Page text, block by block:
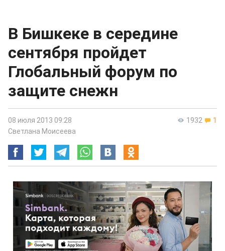
В Бишкеке в середине
сентября пройдет
Глобальный форум по
защите снежн
1932 1
08 июля 2013 09:28
Светлана Моисеева